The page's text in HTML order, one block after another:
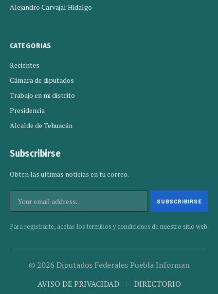
Alejandro Carvajal Hidalgo
CATEGORIAS
Recientes
Cámara de diputados
Trabajo en mi distrito
Presidencia
Alcalde de Tehuacán
Subscribirse
Obten las ultimas noticias en tu correo.
Para registrarte, acetas los terminos y condiciones de nuestro sitio web
© 2026 Diputados Federales Puebla Informan
AVISO DE PRIVACIDAD
DIRECTORIO